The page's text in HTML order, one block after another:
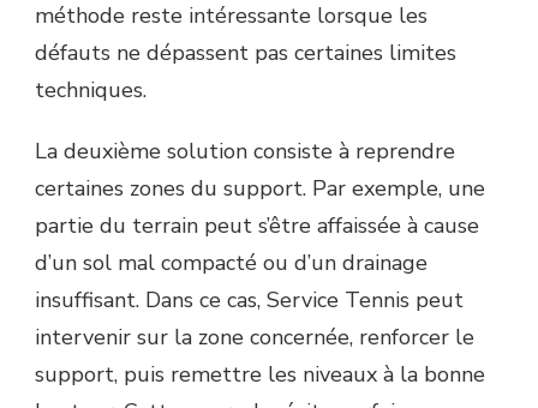
méthode reste intéressante lorsque les
défauts ne dépassent pas certaines limites
techniques.
La deuxième solution consiste à reprendre
certaines zones du support. Par exemple, une
partie du terrain peut s’être affaissée à cause
d’un sol mal compacté ou d’un drainage
insuffisant. Dans ce cas, Service Tennis peut
intervenir sur la zone concernée, renforcer le
support, puis remettre les niveaux à la bonne